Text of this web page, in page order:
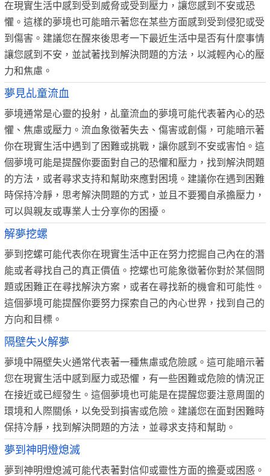
在現實生活中感到受到威脅或受到壓力，讓您感到不安或恐
懼。這樣的夢境也可能暗示著您在某些方面感到受到侵犯或受
到傷害。建議您在醒來後思考一下最近生活中是否有什麼事情
讓您感到不安，並試著找到解決問題的方法，以減輕內心的壓
力和焦慮。
夢見乩童流血
夢境通常是心靈的投射，乩童流血的夢境可能代表著內心的恐
懼、焦慮或壓力。流血象徵著失去、傷害或創傷，可能暗示著
你在現實生活中遇到了困難或挑戰，讓你感到不安或害怕。這
個夢境可能是提醒你要面對自己的恐懼和壓力，找到解決問題
的方法，或者尋求支持和幫助來應對困境。建議你在遇到困難
時保持冷靜，思考解決問題的方式，並且不要獨自承擔壓力，
可以與親友或專業人士分享你的困擾。
解夢挖螺
夢到挖螺可能代表你在現實生活中正在努力挖掘自己內在的潛
能或者尋找自己的真正價值。挖螺也可能象徵著你對於某個問
題或困難正在尋找解決方案，或者在尋找新的機會和可能性。
這個夢境可能提醒你要努力探索自己的內心世界，找到自己的
方向和目標。
隔壁失火解夢
夢境中隔壁失火通常代表著一種焦慮或危險感。這可能暗示著
您在現實生活中感到壓力或恐懼，有一些困難或危險的情況正
在接近或已經發生。這個夢境也可能是在提醒您要注意周圍的
環境和人際關係，以免受到損害或危險。建議您在面對困難時
保持冷靜，找到解決問題的方法，並尋求支持和幫助。
夢到神明燈熄滅
夢到神明燈熄滅可能代表著對信仰或靈性方面的擔憂或困惑。